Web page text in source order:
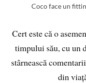
Coco face un
Cert este că o
timpului său, cu un
stârnească
din